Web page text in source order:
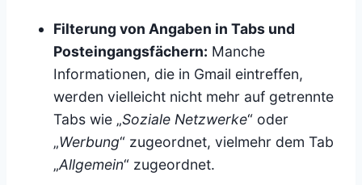
Filterung von Angaben in Tabs und
Posteingangsfächern: Manche
Informationen, die in Gmail eintreffen,
werden vielleicht nicht mehr auf getrennte
Tabs wie „Soziale Netzwerke“ oder
„Werbung“ zugeordnet, vielmehr dem Tab
„Allgemein“ zugeordnet.